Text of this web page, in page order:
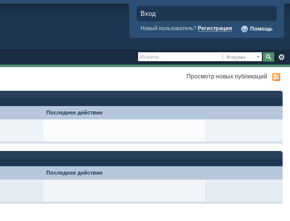
Вход
Новый пользователь? Регистрация Помощь
Форумы
Просмотр новых публикаций
Последнее действие
Последнее действие